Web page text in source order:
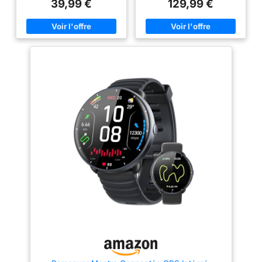
visualiser vos itinéraires de
course sur la montre GPS. La
puce sportive haut de gamme
du tracker de fitness peut
Vous aide à optimiser votre plan
d’entraînement et à atteindre vos
objectifs de remise en forme.
【100+ modes de sport et
Etanche IP68】Cette montre
sport connectée propose 100+
modes de sport, incluant la
marche, la course, le cyclisme
et la yoga, adaptée aux besoins
d'exercice quotidiens des
amateurs de sport. Son tracker
d'activité peut enregistrer vos
données sportives spécifiques,
telles que le nombre de pas, la
distance parcourue, les calories
niveau IP68, cette montre
fitness peut résister à la pluie, à
39,99 €
prenant en compte le niveau de
forme physique. Plans
d’entrainement gratuits pour
préparer un 5km, un 10km ou un
zones les plus escarpées.
Accéléromètre intégré.
Fonctions PacePro, Finish Time
et temps de récupération pour
une gestion parfaite de l’effort.
Taille d'affichage: 1.04 pouces
Composants inclus: Forerunner
55, câble de chargement,
documentation
129,99 €